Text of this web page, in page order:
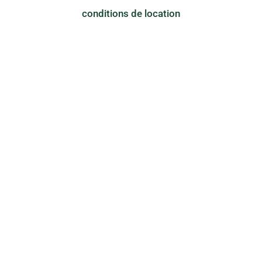
conditions de location